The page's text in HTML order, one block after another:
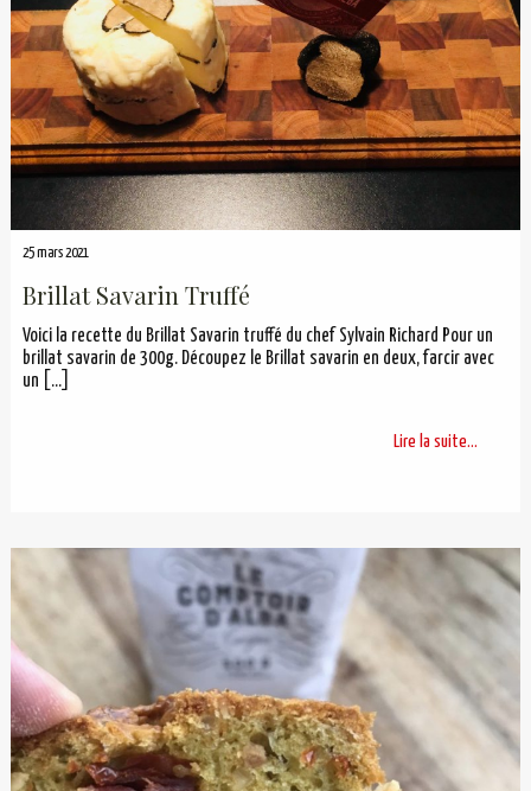
25 mars 2021
Brillat Savarin Truffé
Voici la recette du Brillat Savarin truffé du chef Sylvain Richard Pour un
brillat savarin de 300g. Découpez le Brillat savarin en deux, farcir avec
un […]
Lire la suite...